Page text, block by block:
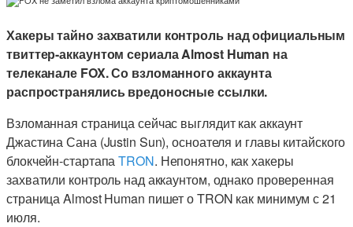
Хакеры тайно захватили контроль над официальным
твиттер-аккаунтом сериала Almost Human на
телеканале FOX. Со взломанного аккаунта
распространялись вредоносные ссылки.
Взломанная страница сейчас выглядит как аккаунт
Джастина Сана (Justin Sun), осноателя и главы китайского
блокчейн-стартапаTRON. Непонятно, как хакеры
захватили контроль над аккаунтом, однако проверенная
страница Almost Human пишет о TRON как минимум с 21
июля.